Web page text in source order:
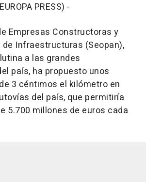
PRESS) -
Empresas Constructoras y
Infraestructuras (Seopan),
a las grandes
país, ha propuesto unos
3 céntimos el kilómetro en
del país, que permitiría
5.700 millones de euros cada